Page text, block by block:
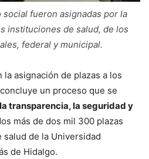
fueron asignadas por la
instituciones de salud, de los
federal y municipal.
asignación de plazas a los
un proceso que se
transparencia, la seguridad y
más de dos mil 300 plazas
salud de la Universidad
de Hidalgo.